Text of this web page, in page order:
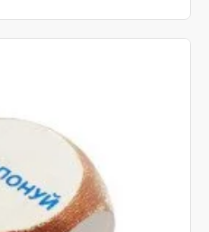
питань – «як?»,
шукають своє місце